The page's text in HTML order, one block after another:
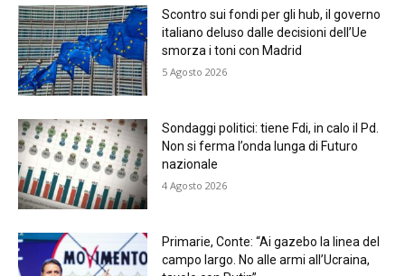
Scontro sui fondi per gli hub, il governo
italiano deluso dalle decisioni dell’Ue
smorza i toni con Madrid
5 Agosto 2026
Sondaggi politici: tiene Fdi, in calo il Pd.
Non si ferma l’onda lunga di Futuro
nazionale
4 Agosto 2026
Primarie, Conte: “Ai gazebo la linea del
campo largo. No alle armi all’Ucraina,